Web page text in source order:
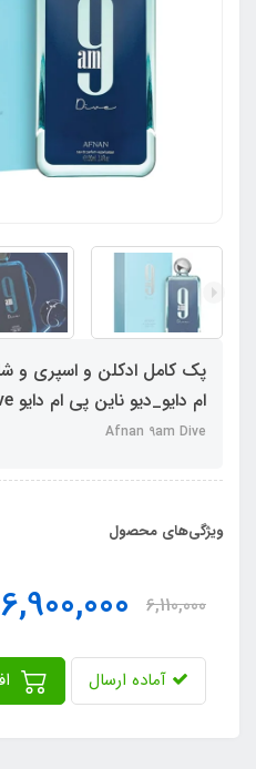
ام دایو_دیو ناین پی ام دایو Afnan 9am Dive
Afnan 9am Dive
ویژگی‌های محصول
6,110,000
6,900,000
آماده ارسال